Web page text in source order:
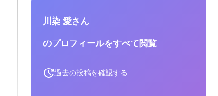
川染 愛さん
のプロフィールをすべて閲覧
過去の投稿を確認する